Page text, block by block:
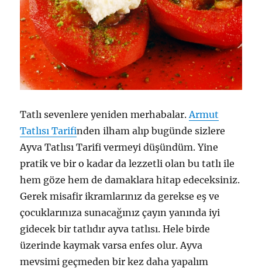
Tatlı sevenlere yeniden merhabalar. Armut
Tatlısı Tarifinden ilham alıp bugünde sizlere
Ayva Tatlısı Tarifi vermeyi düşündüm. Yine
pratik ve bir o kadar da lezzetli olan bu tatlı ile
hem göze hem de damaklara hitap edeceksiniz.
Gerek misafir ikramlarınız da gerekse eş ve
çocuklarınıza sunacağınız çayın yanında iyi
gidecek bir tatlıdır ayva tatlısı. Hele birde
üzerinde kaymak varsa enfes olur. Ayva
mevsimi geçmeden bir kez daha yapalım